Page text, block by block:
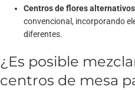
Centros de flores alternativos
convencional, incorporando
diferentes.
¿Es posible
centros de mesa